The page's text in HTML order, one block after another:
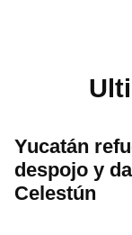
Yucatán
despojo y
Celestún